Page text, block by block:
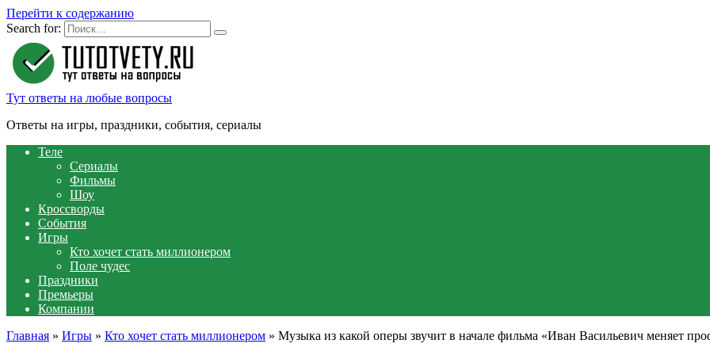
Перейти к содержанию
Search for:
Тут ответы на любые вопросы
Ответы на игры, праздники, события, сериалы
Теле
Сериалы
Фильмы
Шоу
Кроссворды
События
Игры
Кто хочет стать миллионером
Поле чудес
Праздники
Премьеры
Компании
Главная » Игры » Кто хочет стать миллионером » Музыка из какой оперы звучит в начале фильма «Иван Васильевич меняет